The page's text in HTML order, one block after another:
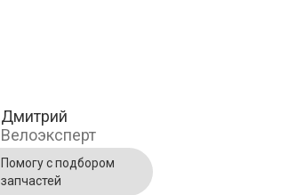
Дмитрий
Велоэксперт
Помогу с подбором
запчастей